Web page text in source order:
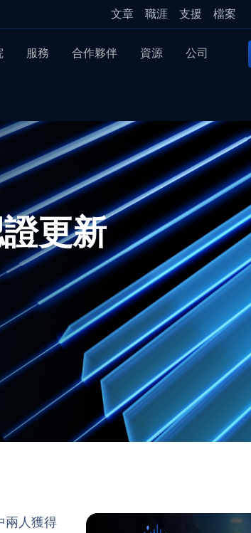
文章 職涯 支援 檔案
服務 合作夥伴 資源 公司
證更新
兩人獲得